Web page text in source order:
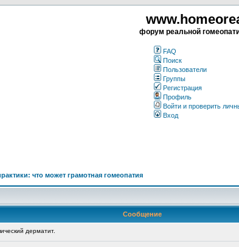
форум реальной
FAQ
Поиск
Пользователи
Группы
Регистрация
Профиль
Войти и проверить
Вход
что может грамотная гомеопатия
Сообщение
дерматит.